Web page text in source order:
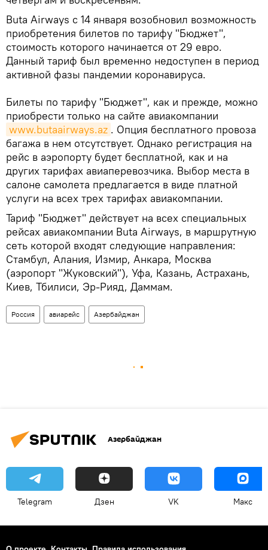
Buta Airways с 14 января возобновил возможность
приобретения билетов по тарифу "Бюджет",
стоимость которого начинается от 29 евро.
Данный тариф был временно недоступен в период
активной фазы пандемии коронавируса.
Билеты по тарифу "Бюджет", как и прежде, можно
приобрести только на сайте авиакомпании
www.butaairways.az . Опция бесплатного провоза
багажа в нем отсутствует. Однако регистрация на
рейс в аэропорту будет бесплатной, как и на
других тарифах авиаперевозчика. Выбор места в
салоне самолета предлагается в виде платной
услуги на всех трех тарифах авиакомпании.
Тариф "Бюджет" действует на всех специальных
рейсах авиакомпании Buta Airways, в маршрутную
сеть которой входят следующие направления:
Стамбул, Алания, Измир, Анкара, Москва
(аэропорт "Жуковский"), Уфа, Казань, Астрахань,
Киев, Тбилиси, Эр-Рияд, Даммам.
Россия авиарейс Азербайджан
Азербайджан
Telegram Дзен VK Макс